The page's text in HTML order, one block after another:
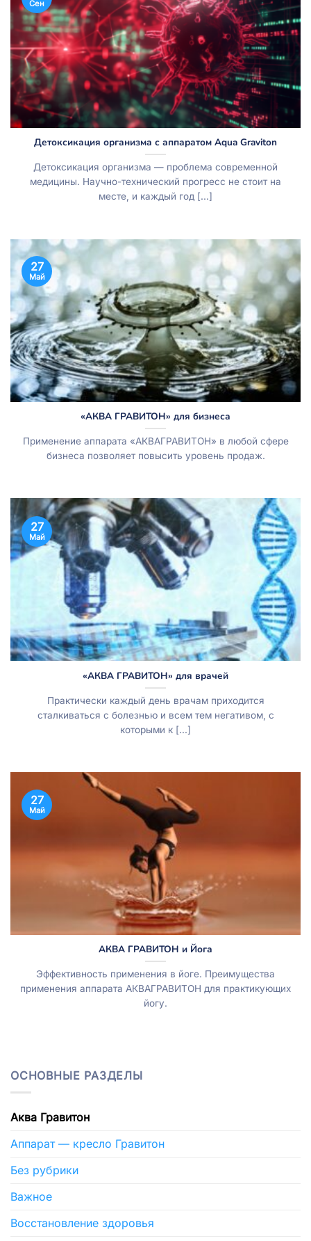
Детоксикация организма с аппаратом Aqua Graviton
Детоксикация организма — проблема современной
медицины. Научно-технический прогресс не стоит на
месте, и каждый год [...]
Сен
«АКВА ГРАВИТОН» для бизнеса
Применение аппарата «АКВАГРАВИТОН» в любой сфере
бизнеса позволяет повысить уровень продаж.
27
Май
«АКВА ГРАВИТОН» для врачей
Практически каждый день врачам приходится
сталкиваться с болезнью и всем тем негативом, с
которыми к [...]
27
Май
АКВА ГРАВИТОН и Йога
Эффективность применения в йоге. Преимущества
применения аппарата АКВАГРАВИТОН для практикующих
йогу.
27
Май
ОСНОВНЫЕ РАЗДЕЛЫ
Аква Гравитон
Аппарат — кресло Гравитон
Без рубрики
Важное
Восстановление здоровья